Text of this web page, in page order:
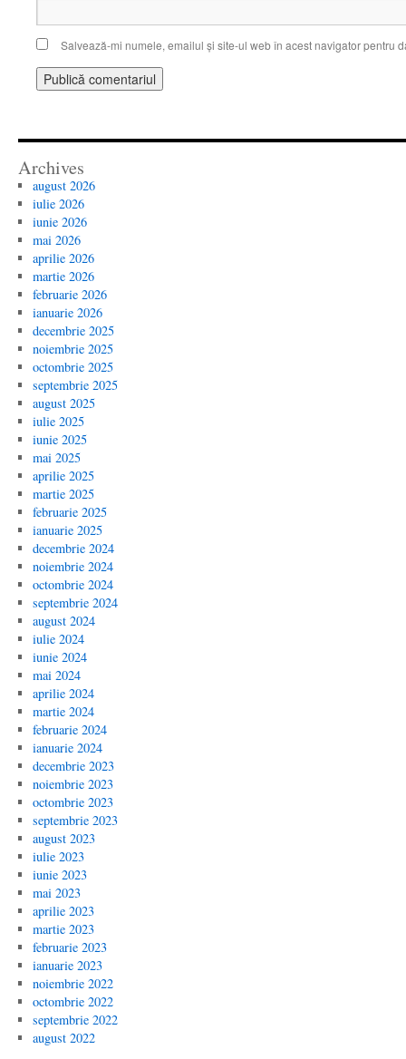
Salvează-mi numele, emailul și site-ul web în acest navigator pentru
Archives
august 2026
iulie 2026
iunie 2026
mai 2026
aprilie 2026
martie 2026
februarie 2026
ianuarie 2026
decembrie 2025
noiembrie 2025
octombrie 2025
septembrie 2025
august 2025
iulie 2025
iunie 2025
mai 2025
aprilie 2025
martie 2025
februarie 2025
ianuarie 2025
decembrie 2024
noiembrie 2024
octombrie 2024
septembrie 2024
august 2024
iulie 2024
iunie 2024
mai 2024
aprilie 2024
martie 2024
februarie 2024
ianuarie 2024
decembrie 2023
noiembrie 2023
octombrie 2023
septembrie 2023
august 2023
iulie 2023
iunie 2023
mai 2023
aprilie 2023
martie 2023
februarie 2023
ianuarie 2023
noiembrie 2022
octombrie 2022
septembrie 2022
august 2022